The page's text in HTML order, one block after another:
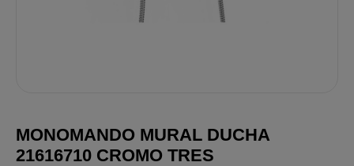
MONOMANDO MURAL DUCHA
21616710 CROMO TRES